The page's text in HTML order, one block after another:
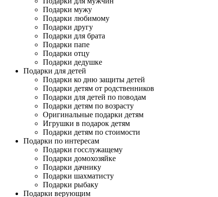
Подарки мужу
Подарки любимому
Подарки другу
Подарки для брата
Подарки папе
Подарки отцу
Подарки дедушке
Подарки для детей
Подарки ко дню защиты детей
Подарки детям от родственников
Подарки для детей по поводам
Подарки детям по возрасту
Оригинальные подарки детям
Игрушки в подарок детям
Подарки детям по стоимости
Подарки по интересам
Подарки госслужащему
Подарки домохозяйке
Подарки дачнику
Подарки шахматисту
Подарки рыбаку
Подарки верующим